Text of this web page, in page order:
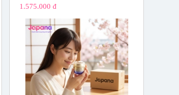
1.575.000 đ